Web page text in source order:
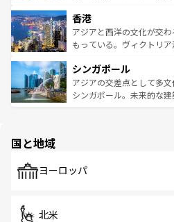
とつ。フォーやバインミー
ひ現地で味わいたい。ど
が旅行者を迎えてくれる
参照してほしい。
の活気が交差している。北
帯で自然と触れ合い、南
いビーチでリゾート気分
激する。気候は一年中温暖
が待っている。親しみや
た文化、そして多様な観
香港
アジアと西洋の文化が交
もっている。ヴィクトリ
み、どこを訪れても感動す
ており、効率よく見どこ
うな絶景から文化的な体
シンガポール
アジアの交差点として多
シンガポール。未来的な
で、ホーカーズは地元の風
国と地域
ヨーロッパ
北米